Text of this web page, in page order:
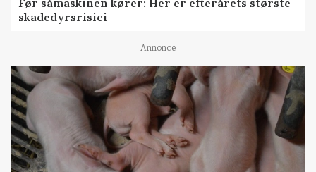
Før såmaskinen kører: Her er efterårets største
skadedyrsrisici
Annonce